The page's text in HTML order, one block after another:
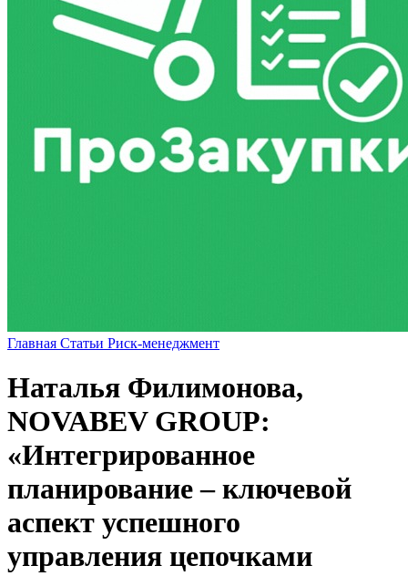
Главная Статьи Риск-менеджмент
Наталья Филимонова,
NOVABEV GROUP:
«Интегрированное
планирование – ключевой
аспект успешного
управления цепочками